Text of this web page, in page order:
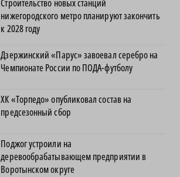
Строительство новых станций
нижегородского метро планируют закончить
к 2028 году
Дзержинский «Парус» завоевал серебро на
Чемпионате России по ПОДА-футболу
ХК «Торпедо» опубликовал состав на
предсезонный сбор
Поджог устроили на
деревообрабатывающем предприятии в
Воротынском округе